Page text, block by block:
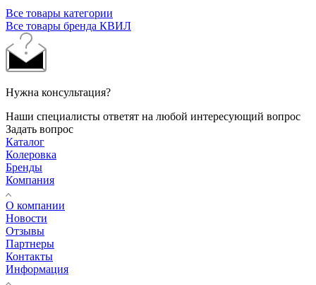
Все товары категории
Все товары бренда КВИЛ
Нужна консультация?
Наши специалисты ответят на любой интересующий вопрос
Задать вопрос
Каталог
Колеровка
Бренды
Компания
О компании
Новости
Отзывы
Партнеры
Контакты
Информация